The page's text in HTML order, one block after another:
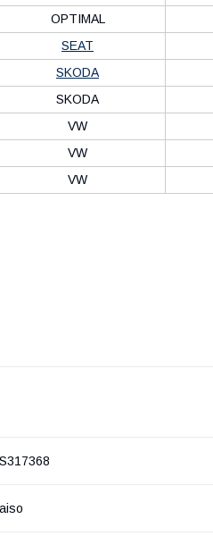
OPTIMAL
SEAT
SKODA
SKODA
VW
VW
VW